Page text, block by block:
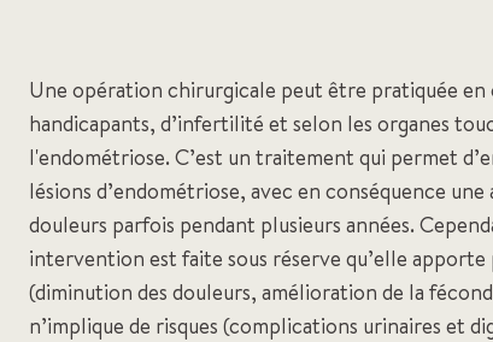
Une opération chirurgicale peut être pratiquée en
handicapants, d’infertilité et selon les organes
l'endométriose. C’est un traitement qui permet
lésions d’endométriose, avec en conséquence
douleurs parfois pendant plusieurs années.
intervention est faite sous réserve qu’elle apporte
(diminution des douleurs, amélioration de la
n’implique de risques (complications urinaires et